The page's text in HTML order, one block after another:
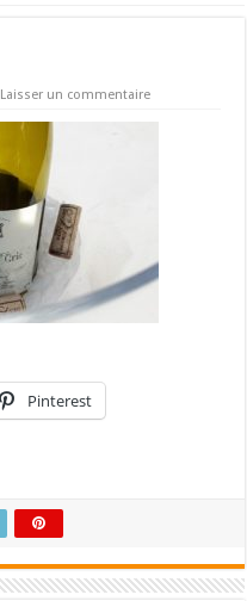
Laisser un commentaire
Pinterest